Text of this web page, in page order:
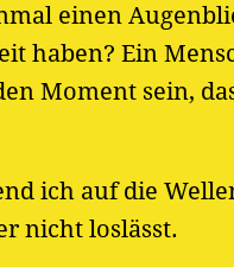
einen
haben? Ein
Moment sein,
ich auf die
nicht loslässt.